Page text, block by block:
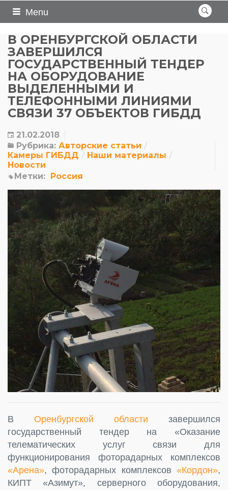
Menu
В ОРЕНБУРГСКОЙ ОБЛАСТИ
ЗАВЕРШИЛСЯ
ГОСУДАРСТВЕННЫЙ ТЕНДЕР
НА ОБОРУДОВАНИЕ
ВЫДЕЛЕННЫМИ И
ТЕЛЕФОННЫМИ ЛИНИЯМИ
СВЯЗИ 37 ОБЪЕКТОВ ГИБДД
21.02.2018
Рубрика: Авторские статьи
Камеры ГИБДД
Наши материалы
Новости
Метки: Россия
В Оренбургской области завершился
государственный тендер на «Оказание
телематических услуг связи для
функционирования фоторадарных комплексов
«Арена», фоторадарных комплексов «Кордон»,
КИПТ «Азимут», серверного оборудования,